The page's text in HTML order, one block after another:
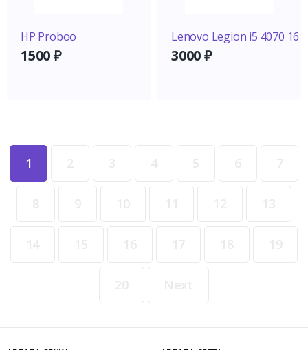
1
HP Proboo
1500₽
Lenovo Legion i5 4070 16
3000₽